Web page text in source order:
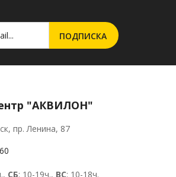
"АКВИЛОН"
пр. Ленина, 87
СБ: 10-19ч., ВС: 10-18ч.